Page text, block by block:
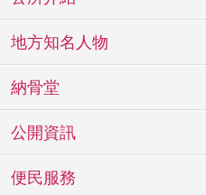
地方知名人物
納骨堂
公開資訊
便民服務